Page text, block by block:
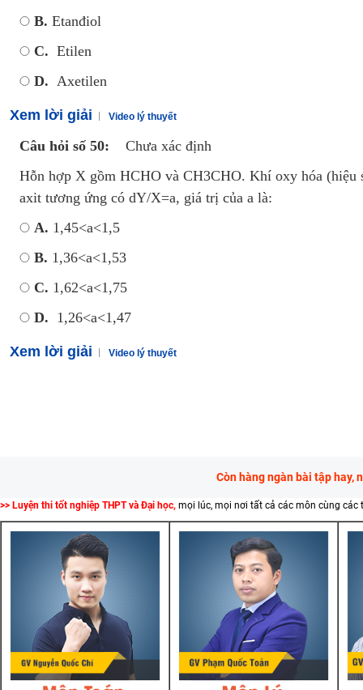
B. Etanđiol
C. Etilen
D. Axetilen
Xem lời giải Video lý thuyết
Câu hỏi số 50:
Chưa xác định
Hỗn hợp X gồm HCHO và CH3CHO. Khí oxy hóa (hiệu
axit tương ứng có dY/X=a, giá trị của a là:
A. 1,45<a<1,5
B. 1,36<a<1,53
C. 1,62<a<1,75
D. 1,26<a<1,47
Xem lời giải Video lý thuyết
Còn hàng ngàn bài tập hay,
>> Luyện thi tốt nghiệp THPT và Đại học, mọi lúc, mọi nơi tất cả các môn cùng các